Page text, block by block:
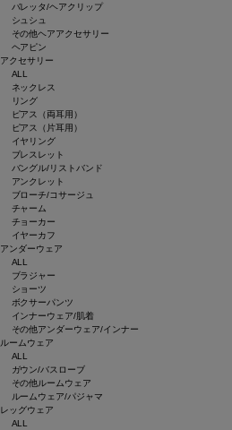
バレッタ/ヘアクリップ
シュシュ
その他ヘアアクセサリー
ヘアピン
アクセサリー
ALL
ネックレス
リング
ピアス（両耳用）
ピアス（片耳用）
イヤリング
ブレスレット
バングル/リストバンド
アンクレット
ブローチ/コサージュ
チャーム
チョーカー
イヤーカフ
アンダーウェア
ALL
ブラジャー
ショーツ
ボクサーパンツ
インナーウェア/肌着
その他アンダーウェア/インナー
ルームウェア
ALL
ガウン/バスローブ
その他ルームウェア
ルームウェア/パジャマ
レッグウェア
ALL